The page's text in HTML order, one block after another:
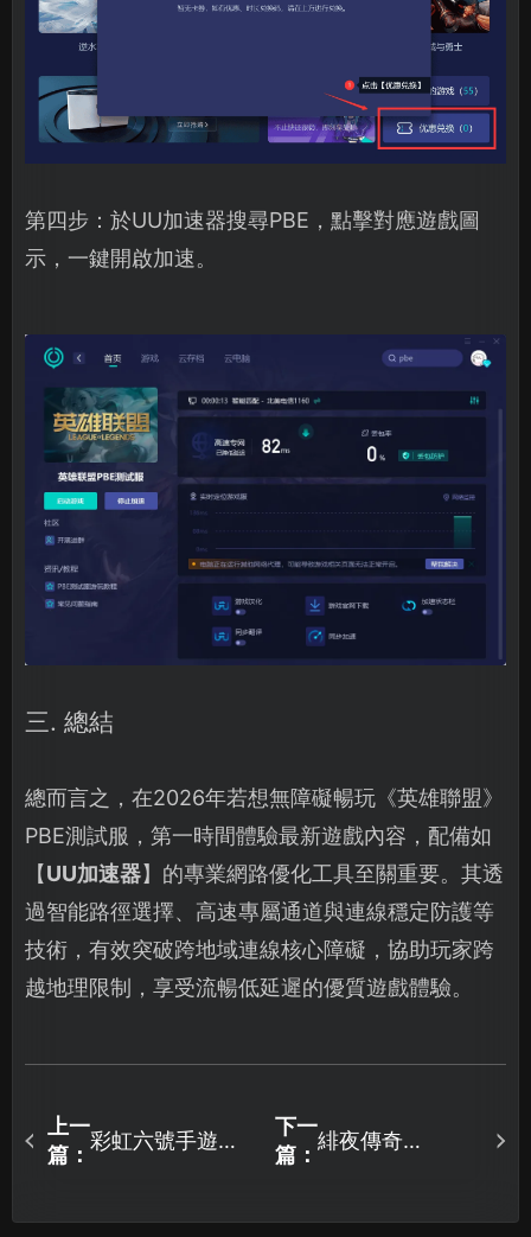
第四步：於UU加速器搜尋PBE，點擊對應遊戲圖
示，一鍵開啟加速。
三. 總結
總而言之，在2026年若想無障礙暢玩《英雄聯盟》
PBE測試服，第一時間體驗最新遊戲內容，配備如
【UU加速器】的專業網路優化工具至關重要。其透
過智能路徑選擇、高速專屬通道與連線穩定防護等
技術，有效突破跨地域連線核心障礙，協助玩家跨
越地理限制，享受流暢低延遲的優質遊戲體驗。
上一
篇：
彩虹六號手遊加
體驗！
下一
篇：
緋夜傳奇
UU加速器對策！